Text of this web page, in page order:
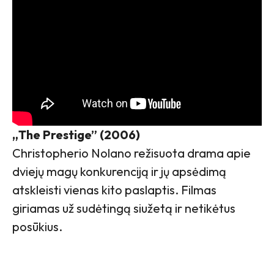
„The Prestige” (2006)
Christopherio Nolano režisuota drama apie
dviejų magų konkurenciją ir jų apsėdimą
atskleisti vienas kito paslaptis. Filmas
giriamas už sudėtingą siužetą ir netikėtus
posūkius.